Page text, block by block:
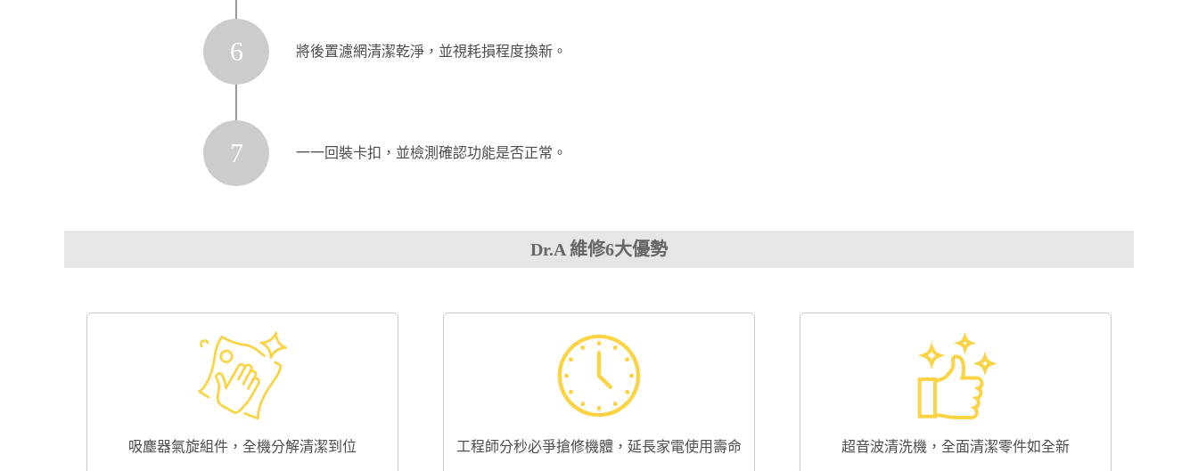
6 將後置濾網清潔乾淨，並視耗損程度換新。
7 一一回裝卡扣，並檢測確認功能是否正常。
Dr.A 維修6大優勢
吸塵器氣旋組件，全機分解清潔到位 工程師分秒必爭搶修機體，延長家電使用壽命 超音波清洗機，全面清潔零件如全新